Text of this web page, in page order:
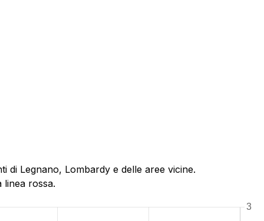
di Legnano, Lombardy e delle aree vicine.
linea rossa.